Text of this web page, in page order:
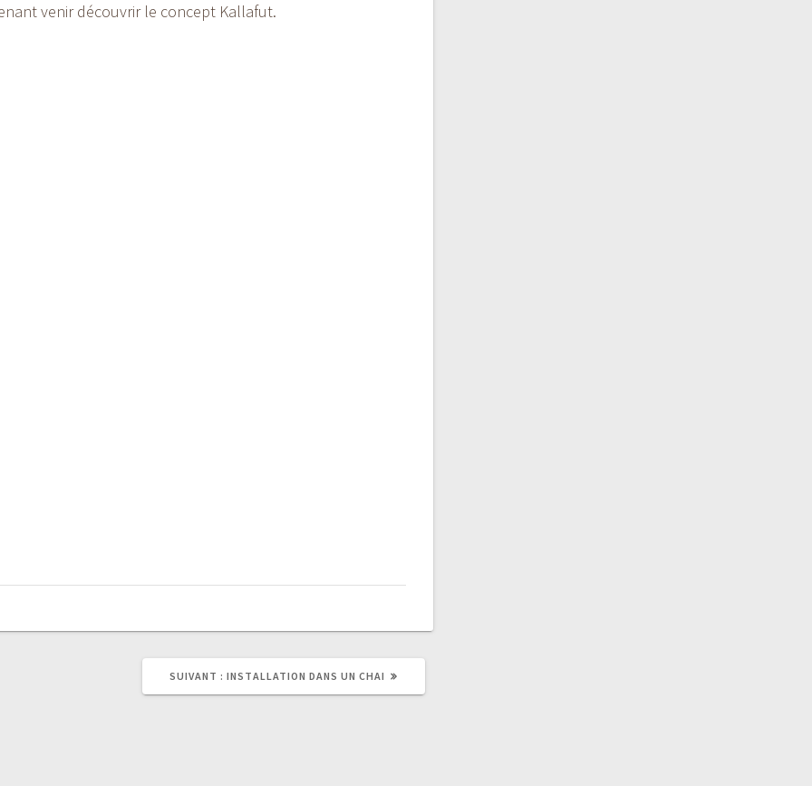
venir découvrir le concept Kallafut.
SUIVANT : ARTICLE
INSTALLATION DANS UN CHAI